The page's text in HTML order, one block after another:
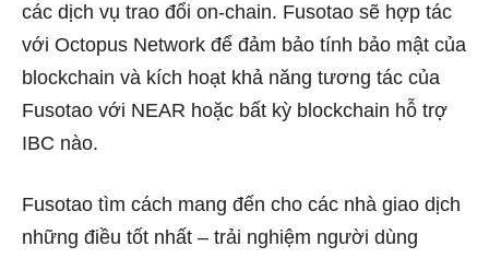
các dịch vụ trao đổi on-chain. Fusotao sẽ hợp tác
với Octopus Network để đảm bảo tính bảo mật của
blockchain và kích hoạt khả năng tương tác của
Fusotao với NEAR hoặc bất kỳ blockchain hỗ trợ
IBC nào.
Fusotao tìm cách mang đến cho các nhà giao dịch
những điều tốt nhất – trải nghiệm người dùng